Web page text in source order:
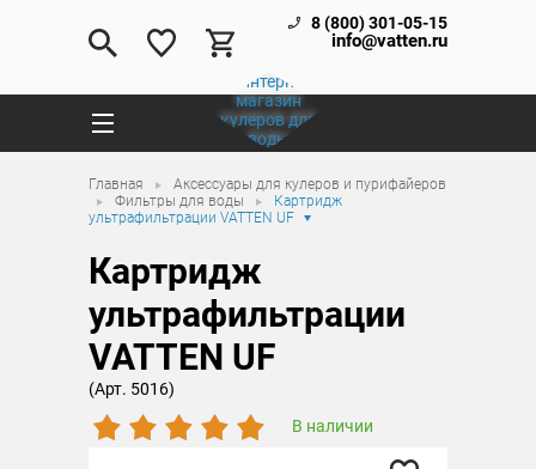
8 (800) 301-05-15
info@vatten.ru
Главная
Аксессуары для кулеров и пурифайеров
Фильтры для воды
Картридж
ультрафильтрации VATTEN UF
Картридж
ультрафильтрации
VATTEN UF
(Арт. 5016)
В наличии